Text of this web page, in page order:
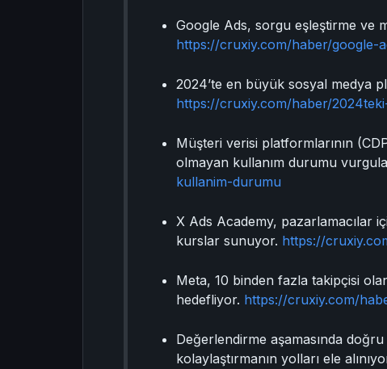
Google Ads, sorgu eşleştirme ve
https://cruxiy.com/haber/google-
2024’te en büyük sosyal medya
https://cruxiy.com/haber/
Müşteri verisi platformlarının
olmayan kullanım durumu
kullanim-durumu
X Ads Academy, pazarlamacılar
kurslar sunuyor. https://
Meta, 10 binden fazla takipçisi
hedefliyor. https://cruxiy.com/
Değerlendirme aşamasında
kolaylaştırmanın yolları ele